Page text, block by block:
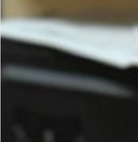
в больницах Хабаровского края. Проект,
запущенный в июле 2023 года, стал
частью Национальной социальной
инициативы, разработанной по поручению
Президента России Владимира
Владимировича Путина.
Сейчас в 26 медицинских учреждениях
работает более 700 социальных
Они успели оказать помощь более чем